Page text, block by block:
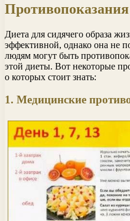
Диета для сидячего образа
эффективной, однако она не
людям могут быть
этой диеты. Вот некоторые
о которых стоит знать:
1. Медицинские